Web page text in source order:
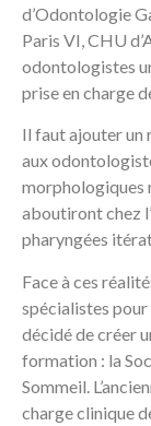
d’Odontologie
Paris VI, CHU
odontologistes
prise en charge
Il faut ajouter un
aux
morphologiques
aboutiront chez
pharyngées
Face à ces
spécialistes
décidé de créer
formation : la
Sommeil.
charge clinique